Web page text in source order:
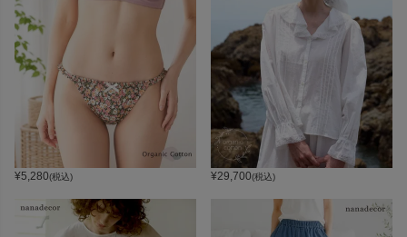
¥5,280(税込) ¥29,700(税込)